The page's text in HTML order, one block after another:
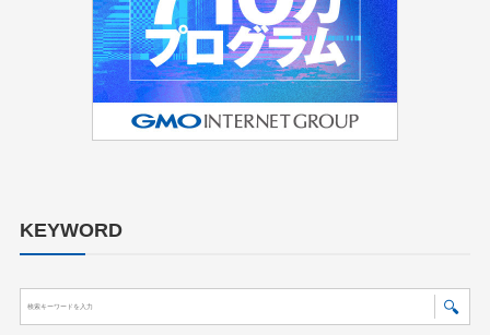
KEYWORD